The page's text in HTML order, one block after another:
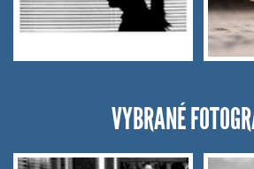
VYBRANÉ